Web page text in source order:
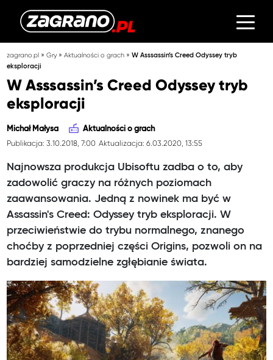
zagrano.pl »Gry»Aktualności o grach »W Asssassin’s Creed Odyssey tryb
eksploracji
W Asssassin’s Creed Odyssey tryb
eksploracji
Michał Małysa Aktualności o grach
Publikacja: 3.10.2018, 7:00 Aktualizacja: 6.03.2020, 13:55
Najnowsza produkcja Ubisoftu zadba o to, aby
zadowolić graczy na różnych poziomach
zaawansowania. Jedną z nowinek ma być w
Assassin's Creed: Odyssey tryb eksploracji. W
przeciwieństwie do trybu normalnego, znanego
choćby z poprzedniej części Origins, pozwoli on na
bardziej samodzielne zgłębianie świata.